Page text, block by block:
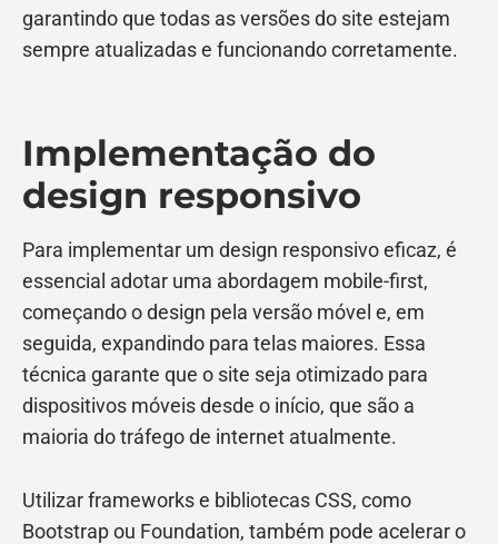
garantindo que todas as versões do site estejam
sempre atualizadas e funcionando corretamente.
Implementação do
design responsivo
Para implementar um design responsivo eficaz, é
essencial adotar uma abordagem mobile-first,
começando o design pela versão móvel e, em
seguida, expandindo para telas maiores. Essa
técnica garante que o site seja otimizado para
dispositivos móveis desde o início, que são a
maioria do tráfego de internet atualmente.
Utilizar frameworks e bibliotecas CSS, como
Bootstrap ou Foundation, também pode acelerar o